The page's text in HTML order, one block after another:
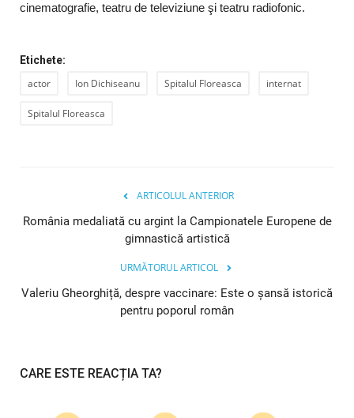
cinematografie, teatru de televiziune şi teatru radiofonic.
Etichete:
actor Ion Dichiseanu Spitalul Floreasca internat
Spitalul Floreasca
ARTICOLUL ANTERIOR
România medaliată cu argint la Campionatele Europene de
gimnastică artistică
URMĂTORUL ARTICOL
Valeriu Gheorghiță, despre vaccinare: Este o șansă istorică
pentru poporul român
CARE ESTE REACȚIA TA?